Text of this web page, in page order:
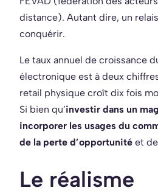
distance). Autant dire, un
conquérir.
Le taux annuel de croissance
électronique est à deux
retail physique croît dix fois
Si bien qu’investir dans un
incorporer les usages du
de la perte d’opportunité et
Le réalisme